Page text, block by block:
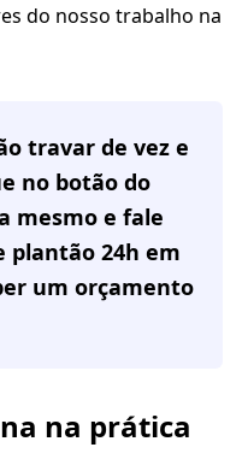
do nosso trabalho na
travar de vez e
no botão do
mesmo e fale
plantão 24h em
um orçamento
na prática